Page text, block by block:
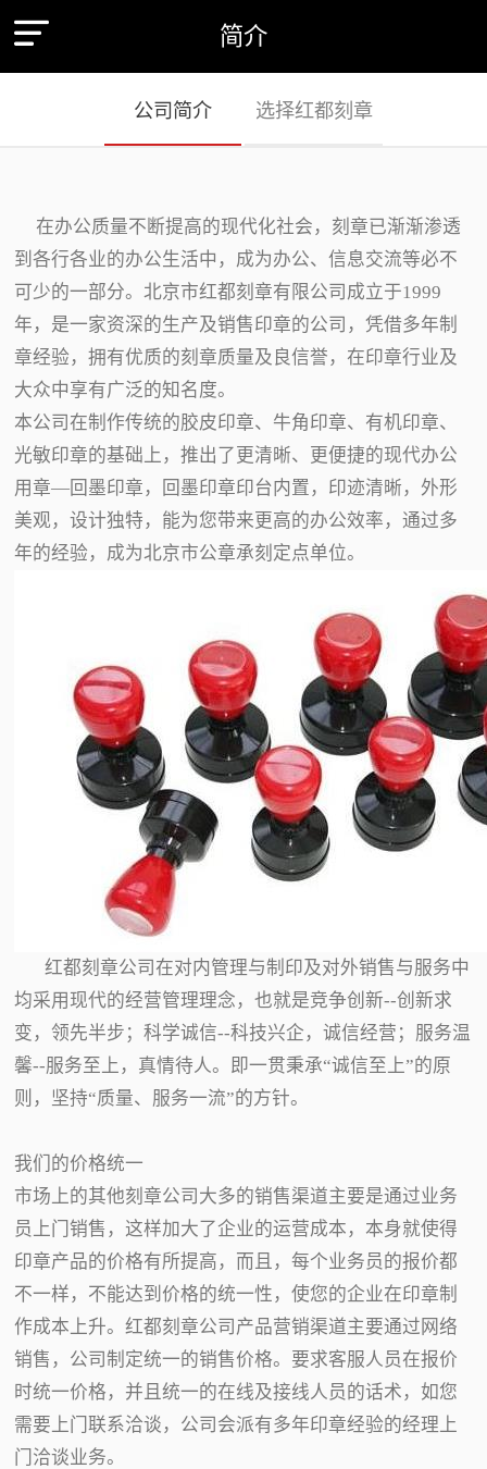
简介
公司简介 选择红都刻章
在办公质量不断提高的现代化社会，刻章已渐渐渗透
到各行各业的办公生活中，成为办公、信息交流等必不
可少的一部分。北京市红都刻章有限公司成立于1999
年，是一家资深的生产及销售印章的公司，凭借多年制
章经验，拥有优质的刻章质量及良信誉，在印章行业及
大众中享有广泛的知名度。
本公司在制作传统的胶皮印章、牛角印章、有机印章、
光敏印章的基础上，推出了更清晰、更便捷的现代办公
用章—回墨印章，回墨印章印台内置，印迹清晰，外形
美观，设计独特，能为您带来更高的办公效率，通过多
年的经验，成为北京市公章承刻定点单位。
红都刻章公司在对内管理与制印及对外销售与服务中
均采用现代的经营管理理念，也就是竞争创新--创新求
变，领先半步；科学诚信--科技兴企，诚信经营；服务温
馨--服务至上，真情待人。即一贯秉承“诚信至上”的原
则，坚持“质量、服务一流”的方针。
我们的价格统一
市场上的其他刻章公司大多的销售渠道主要是通过业务
员上门销售，这样加大了企业的运营成本，本身就使得
印章产品的价格有所提高，而且，每个业务员的报价都
不一样，不能达到价格的统一性，使您的企业在印章制
作成本上升。红都刻章公司产品营销渠道主要通过网络
销售，公司制定统一的销售价格。要求客服人员在报价
时统一价格，并且统一的在线及接线人员的话术，如您
需要上门联系洽谈，公司会派有多年印章经验的经理上
门洽谈业务。